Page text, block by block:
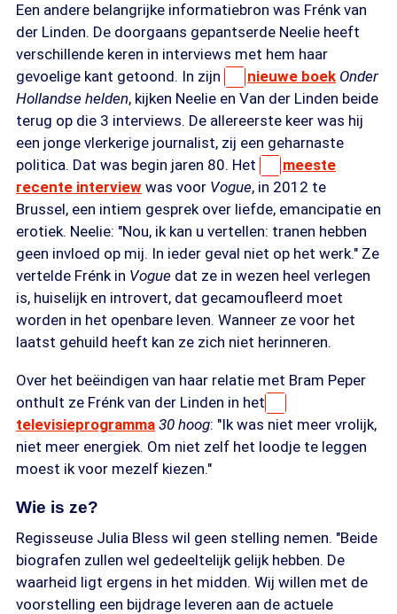
Een andere belangrijke informatiebron was Frénk van
der Linden. De doorgaans gepantserde Neelie heeft
verschillende keren in interviews met hem haar
gevoelige kant getoond. In zijn
nieuwe boek Onder
Hollandse helden, kijken Neelie en Van der Linden beide
terug op die 3 interviews. De allereerste keer was hij
een jonge vlerkerige journalist, zij een geharnaste
politica. Dat was begin jaren 80. Het
meeste
recente interview was voor Vogue, in 2012 te
Brussel, een intiem gesprek over liefde, emancipatie en
erotiek. Neelie: "Nou, ik kan u vertellen: tranen hebben
geen invloed op mij. In ieder geval niet op het werk." Ze
vertelde Frénk in Vogue dat ze in wezen heel verlegen
is, huiselijk en introvert, dat gecamoufleerd moet
worden in het openbare leven. Wanneer ze voor het
laatst gehuild heeft kan ze zich niet herinneren.
Over het beëindigen van haar relatie met Bram Peper
onthult ze Frénk van der Linden in het
televisieprogramma 30 hoog: "Ik was niet meer vrolijk,
niet meer energiek. Om niet zelf het loodje te leggen
moest ik voor mezelf kiezen."
Wie is ze?
Regisseuse Julia Bless wil geen stelling nemen. "Beide
biografen zullen wel gedeeltelijk gelijk hebben. De
waarheid ligt ergens in het midden. Wij willen met de
voorstelling een bijdrage leveren aan de actuele